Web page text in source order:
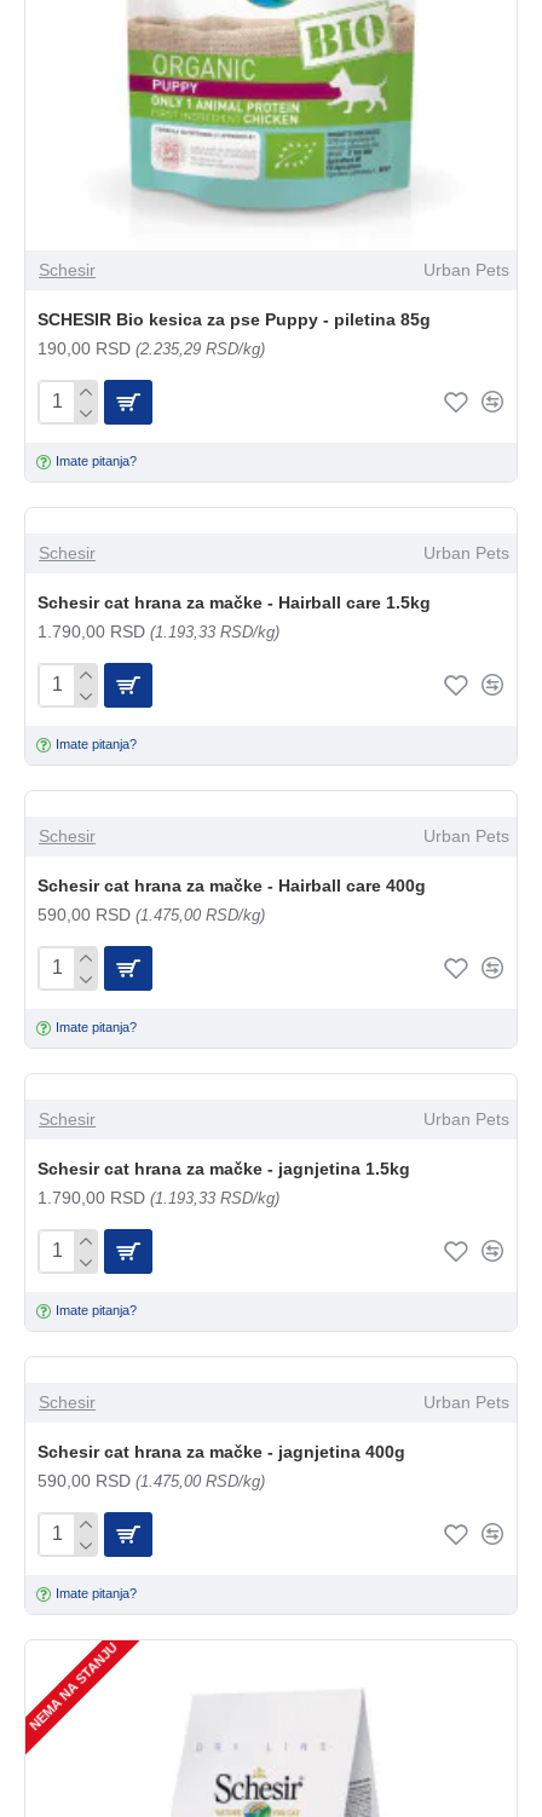
Schesir Urban Pets
SCHESIR Bio kesica za pse Puppy - piletina 85g
190,00 RSD (2.235,29 RSD/kg)
Imate pitanja?
Schesir Urban Pets
Schesir cat hrana za mačke - Hairball care 1.5kg
1.790,00 RSD (1.193,33 RSD/kg)
Imate pitanja?
Schesir Urban Pets
Schesir cat hrana za mačke - Hairball care 400g
590,00 RSD (1.475,00 RSD/kg)
Imate pitanja?
Schesir Urban Pets
Schesir cat hrana za mačke - jagnjetina 1.5kg
1.790,00 RSD (1.193,33 RSD/kg)
Imate pitanja?
Schesir Urban Pets
Schesir cat hrana za mačke - jagnjetina 400g
590,00 RSD (1.475,00 RSD/kg)
Imate pitanja?
NEMA NA STANJU